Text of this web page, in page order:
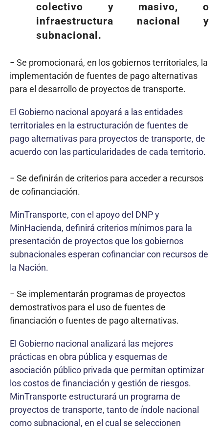
colectivo y masivo, o
infraestructura nacional y
subnacional.
− Se promocionará, en los gobiernos territoriales, la
implementación de fuentes de pago alternativas
para el desarrollo de proyectos de transporte.
El Gobierno nacional apoyará a las entidades
territoriales en la estructuración de fuentes de
pago alternativas para proyectos de transporte, de
acuerdo con las particularidades de cada territorio.
− Se definirán de criterios para acceder a recursos
de cofinanciación.
MinTransporte, con el apoyo del DNP y
MinHacienda, definirá criterios mínimos para la
presentación de proyectos que los gobiernos
subnacionales esperan cofinanciar con recursos de
la Nación.
− Se implementarán programas de proyectos
demostrativos para el uso de fuentes de
financiación o fuentes de pago alternativas.
El Gobierno nacional analizará las mejores
prácticas en obra pública y esquemas de
asociación público privada que permitan optimizar
los costos de financiación y gestión de riesgos.
MinTransporte estructurará un programa de
proyectos de transporte, tanto de índole nacional
como subnacional, en el cual se seleccionen